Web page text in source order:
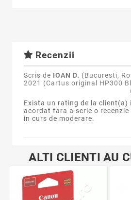
Recenzii
Scris de IOAN D. (Bucuresti,
2021 (Cartus original HP300
Exista un rating de la client(a)
acordat fara a scrie o
in curs de moderare.
ALTI CLIENTI AU